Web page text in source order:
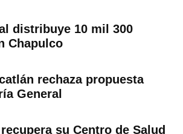
distribuye 10 mil 300
Chapulco
rechaza propuesta
General
su Centro de Salud